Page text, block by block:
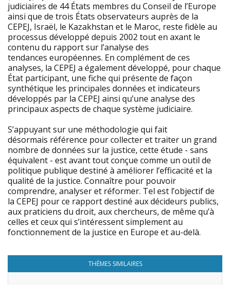
judiciaires de 44 États membres du Conseil de l’Europe
ainsi que de trois États observateurs auprès de la
CEPEJ, Israël, le Kazakhstan et le Maroc, reste fidèle au
processus développé depuis 2002 tout en axant le
contenu du rapport sur l’analyse des
tendances européennes. En complément de ces
analyses, la CEPEJ a également développé, pour chaque
État participant, une fiche qui présente de façon
synthétique les principales données et indicateurs
développés par la CEPEJ ainsi qu’une analyse des
principaux aspects de chaque système judiciaire.
S’appuyant sur une méthodologie qui fait
désormais référence pour collecter et traiter un grand
nombre de données sur la justice, cette étude - sans
équivalent - est avant tout conçue comme un outil de
politique publique destiné à améliorer l’efficacité et la
qualité de la justice. Connaître pour pouvoir
comprendre, analyser et réformer. Tel est l’objectif de
la CEPEJ pour ce rapport destiné aux décideurs publics,
aux praticiens du droit, aux chercheurs, de même qu’à
celles et ceux qui s’intéressent simplement au
fonctionnement de la justice en Europe et au-delà.
THÈMES SIMILAIRES